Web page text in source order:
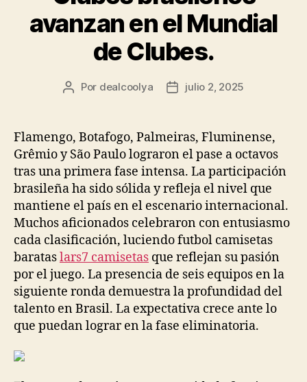
avanzan en el Mundial
de Clubes.
Autor
entrada
Por dealcoolya
Fecha
entrada
julio 2, 2025
Flamengo, Botafogo, Palmeiras, Fluminense,
Grêmio y São Paulo lograron el pase a octavos
tras una primera fase intensa. La participación
brasileña ha sido sólida y refleja el nivel que
mantiene el país en el escenario internacional.
Muchos aficionados celebraron con entusiasmo
cada clasificación, luciendo futbol camisetas
barataslars7 camisetas que reflejan su pasión
por el juego. La presencia de seis equipos en la
siguiente ronda demuestra la profundidad del
talento en Brasil. La expectativa crece ante lo
que puedan lograr en la fase eliminatoria.